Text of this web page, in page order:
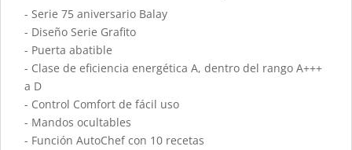
- Serie 75 aniversario Balay
- Diseño Serie Grafito
- Puerta abatible
- Clase de eficiencia energética A, dentro del rango A+++
a D
- Control Comfort de fácil uso
- Mandos ocultables
- Función AutoChef con 10 recetas